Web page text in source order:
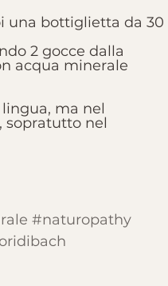
una bottiglietta da 30
2 gocce dalla
acqua minerale
ma nel
sopratutto nel
#naturopathy